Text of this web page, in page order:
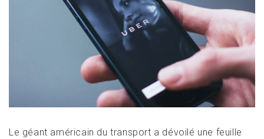
Le géant américain du transport a dévoilé une feuille